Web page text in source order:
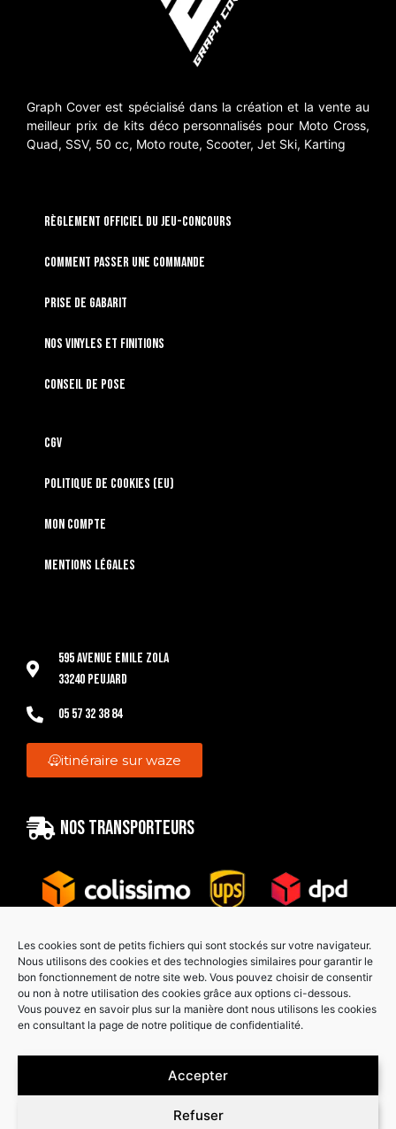
Les cookies sont de petits fichiers qui sont stockés sur votre navigateur.
Nous utilisons des cookies et des technologies similaires pour garantir le
bon fonctionnement de notre site web. Vous pouvez choisir de consentir
ou non à notre utilisation des cookies grâce aux options ci-dessous.
Vous pouvez en savoir plus sur la manière dont nous utilisons les cookies
en consultant la page de notre politique de confidentialité.
Accepter
Refuser
Graph Cover est spécialisé dans la création et la vente au
meilleur prix de kits déco personnalisés pour Moto Cross,
Quad, SSV, 50 cc, Moto route, Scooter, Jet Ski, Karting
RÈGLEMENT OFFICIEL DU JEU-CONCOURS
Comment passer une commande
Prise de gabarit
Nos vinyles et finitions
Conseil de pose
CGV
Politique de cookies (EU)
Mon compte
Mentions légales
595 Avenue Emile Zola
33240 Peujard
05 57 32 38 84
itinéraire sur waze
Nos transporteurs
Paiement sécurisé